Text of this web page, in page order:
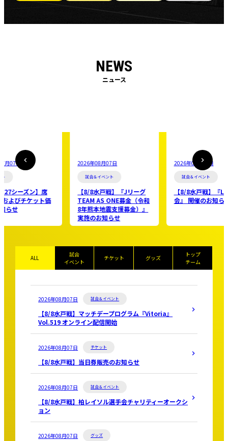
NEWS
年08月07日
8/8水戸戦】『Jリーグ
AS ONE募金（令和
年熊本地震支援募金）』
2026年08月07日
試合＆イベント
【8/8水戸戦】『LINE抽選
会』 開催のお知らせ
2026年08月06
ファンクラブ
【8/7〜8/21
ン開幕記念
ALL
試合
イベント
チケット グッズ
トップ
チーム
2026年08月07日 試合＆イベント
【8/8水戸戦】マッチデープログラム『Vitoria』
Vol.519 オンライン配信開始
2026年08月07日 チケット
【8/8水戸戦】当日券販売のお知らせ
2026年08月07日 試合＆イベント
【8/8水戸戦】柏レイソル選手会チャリティーオークシ
ョン
2026年08月07日 グッズ